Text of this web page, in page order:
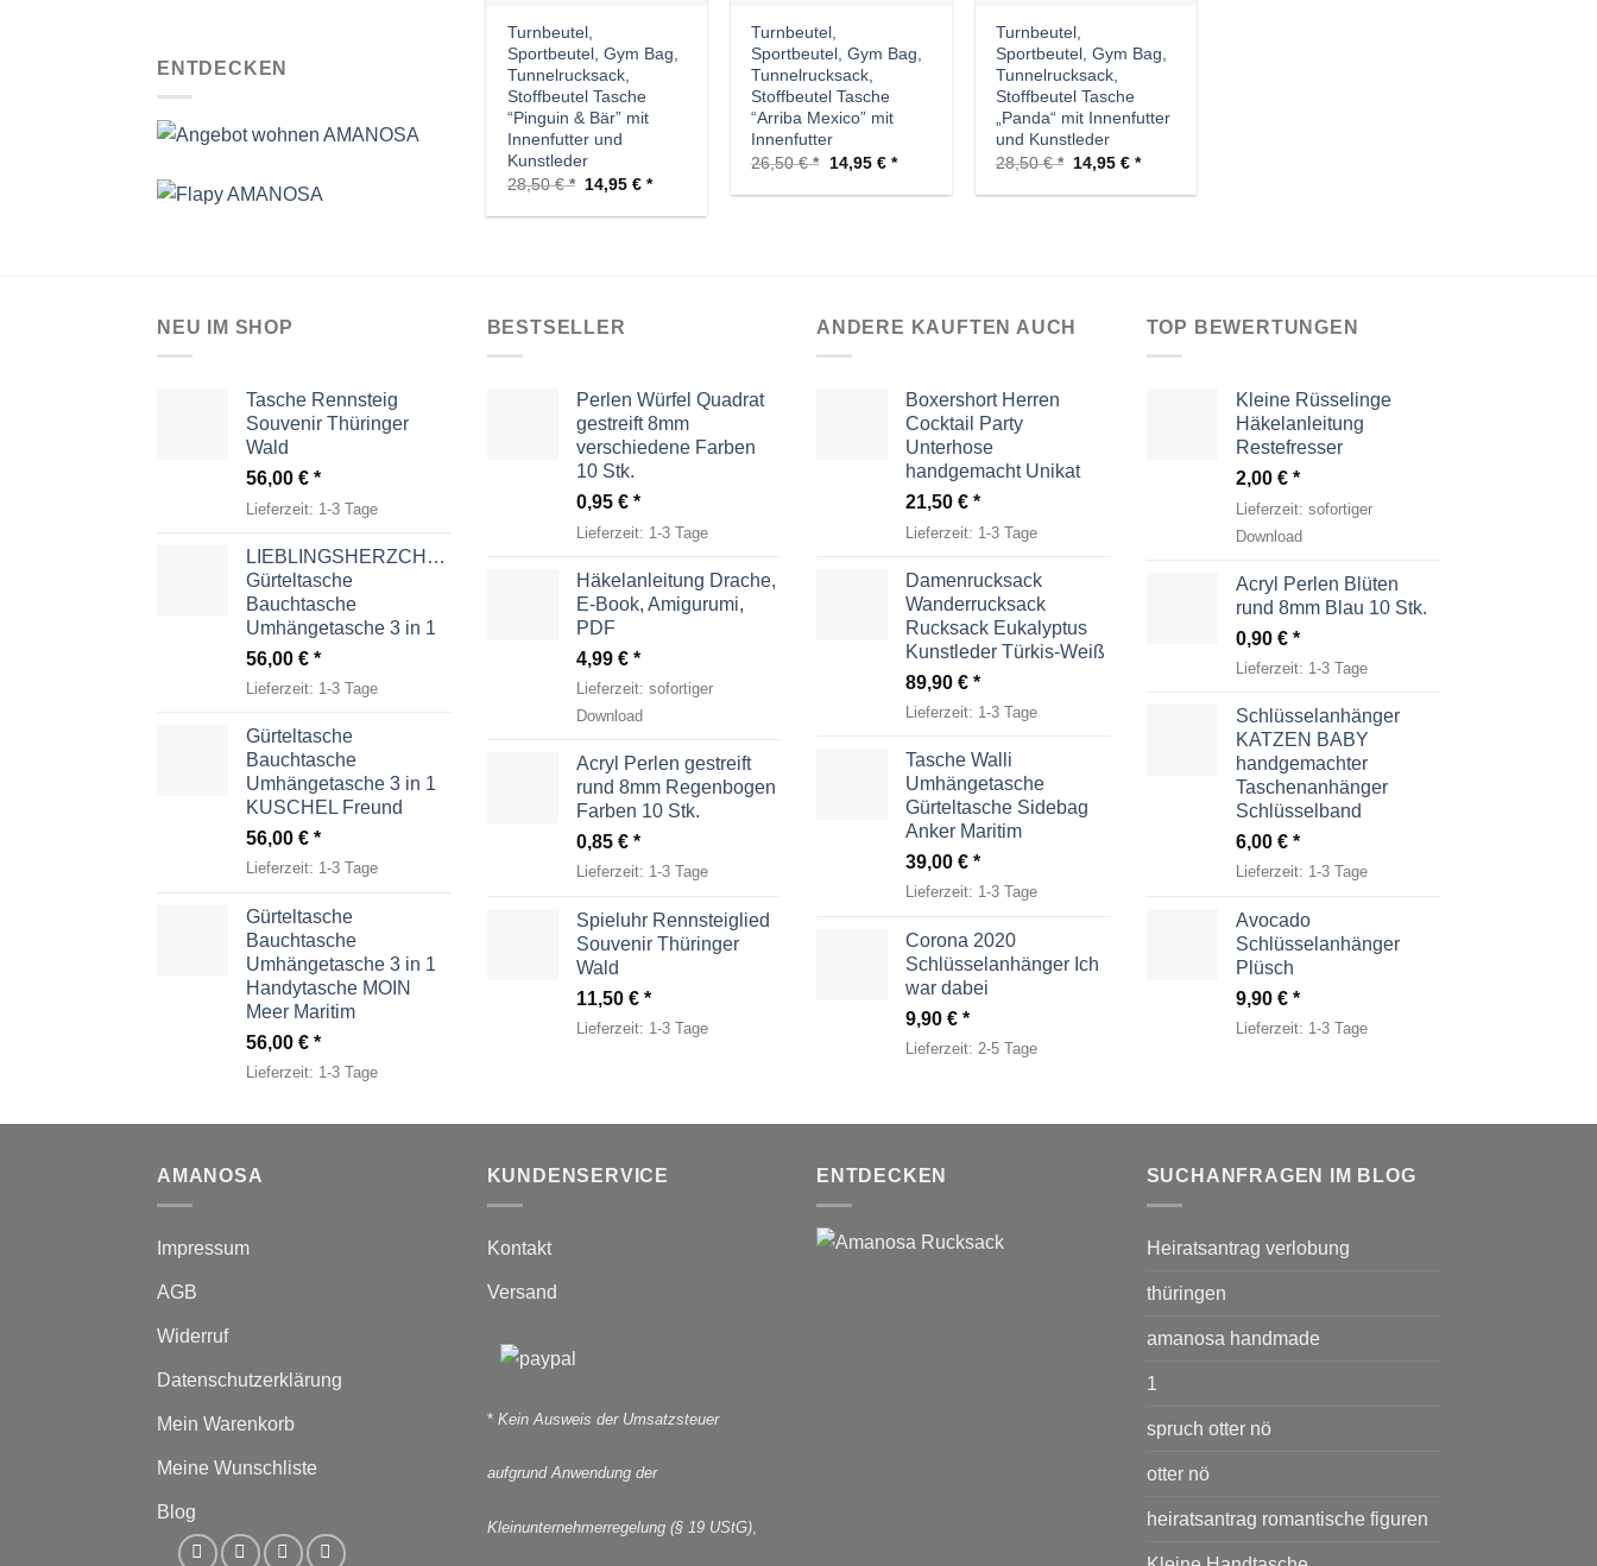
ENTDECKEN
Turnbeutel,
Sportbeutel, Gym Bag,
Tunnelrucksack,
Stoffbeutel Tasche
“Pinguin & Bär” mit
Innenfutter und
Kunstleder
28,50€
Ursprünglicher
war:
14,95 € Aktueller
ist:
Turnbeutel,
Sportbeutel, Gym Bag,
Tunnelrucksack,
Stoffbeutel Tasche
“Arriba Mexico” mit
Innenfutter
26,50€
Ursprünglicher
war:
14,95 € Aktueller
ist:
Turnbeutel,
Sportbeutel, Gym Bag,
Tunnelrucksack,
Stoffbeutel Tasche
„Panda“ mit Innenfutter
und Kunstleder
28,50€
Ursprünglicher
war:
14,95€ Aktueller
ist:
NEU IM SHOP
Tasche Rennsteig
Souvenir Thüringer
Wald
56,00 €
Lieferzeit: 1-3 Tage
LIEBLINGSHERZCHEN
Gürteltasche
Bauchtasche
Umhängetasche 3 in 1
56,00 €
Lieferzeit: 1-3 Tage
Gürteltasche
Bauchtasche
Umhängetasche 3 in 1
KUSCHEL Freund
56,00 €
Lieferzeit: 1-3 Tage
Gürteltasche
Bauchtasche
Umhängetasche 3 in 1
Handytasche MOIN
Meer Maritim
56,00 €
Lieferzeit: 1-3 Tage
BESTSELLER
Perlen Würfel Quadrat
gestreift 8mm
verschiedene Farben
10 Stk.
0,95 €
Lieferzeit: 1-3 Tage
Häkelanleitung Drache,
E-Book, Amigurumi,
PDF
4,99 €
Lieferzeit: sofortiger
Download
Acryl Perlen gestreift
rund 8mm Regenbogen
Farben 10 Stk.
0,85 €
Lieferzeit: 1-3 Tage
Spieluhr Rennsteiglied
Souvenir Thüringer
Wald
11,50 €
Lieferzeit: 1-3 Tage
ANDERE KAUFTEN AUCH
Boxershort Herren
Cocktail Party
Unterhose
handgemacht Unikat
21,50 €
Lieferzeit: 1-3 Tage
Damenrucksack
Wanderrucksack
Rucksack Eukalyptus
Kunstleder Türkis-Weiß
89,90 €
Lieferzeit: 1-3 Tage
Tasche Walli
Umhängetasche
Gürteltasche Sidebag
Anker Maritim
39,00 €
Lieferzeit: 1-3 Tage
Corona 2020
Schlüsselanhänger Ich
war dabei
9,90 €
Lieferzeit: 2-5 Tage
TOP BEWERTUNGEN
Kleine Rüsselinge
Häkelanleitung
Restefresser
2,00 €
Lieferzeit: sofortiger
Download
Acryl Perlen Blüten
rund 8mm Blau 10 Stk.
0,90 €
Lieferzeit: 1-3 Tage
Schlüsselanhänger
KATZEN BABY
handgemachter
Taschenanhänger
Schlüsselband
6,00 €
Lieferzeit: 1-3 Tage
Avocado
Schlüsselanhänger
Plüsch
9,90 €
Lieferzeit: 1-3 Tage
AMANOSA
Impressum
AGB
Widerruf
Datenschutzerklärung
Mein Warenkorb
Meine Wunschliste
Blog
KUNDENSERVICE
Kontakt
Versand
* Kein Ausweis der Umsatzsteuer
aufgrund Anwendung der
Kleinunternehmerregelung (§ 19 UStG),
ENTDECKEN SUCHANFRAGEN IM BLOG
Heiratsantrag verlobung
thüringen
amanosa handmade
1
spruch otter nö
otter nö
heiratsantrag romantische figuren